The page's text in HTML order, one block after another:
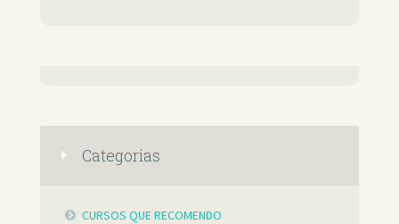
Categorias
CURSOS QUE RECOMENDO